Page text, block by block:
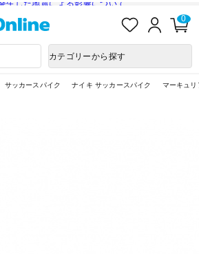
生した地震による影響について
入
ロ
ン
0
カテゴリーから探す
サッカースパイク ナイキ サッカースパイク マーキュリ